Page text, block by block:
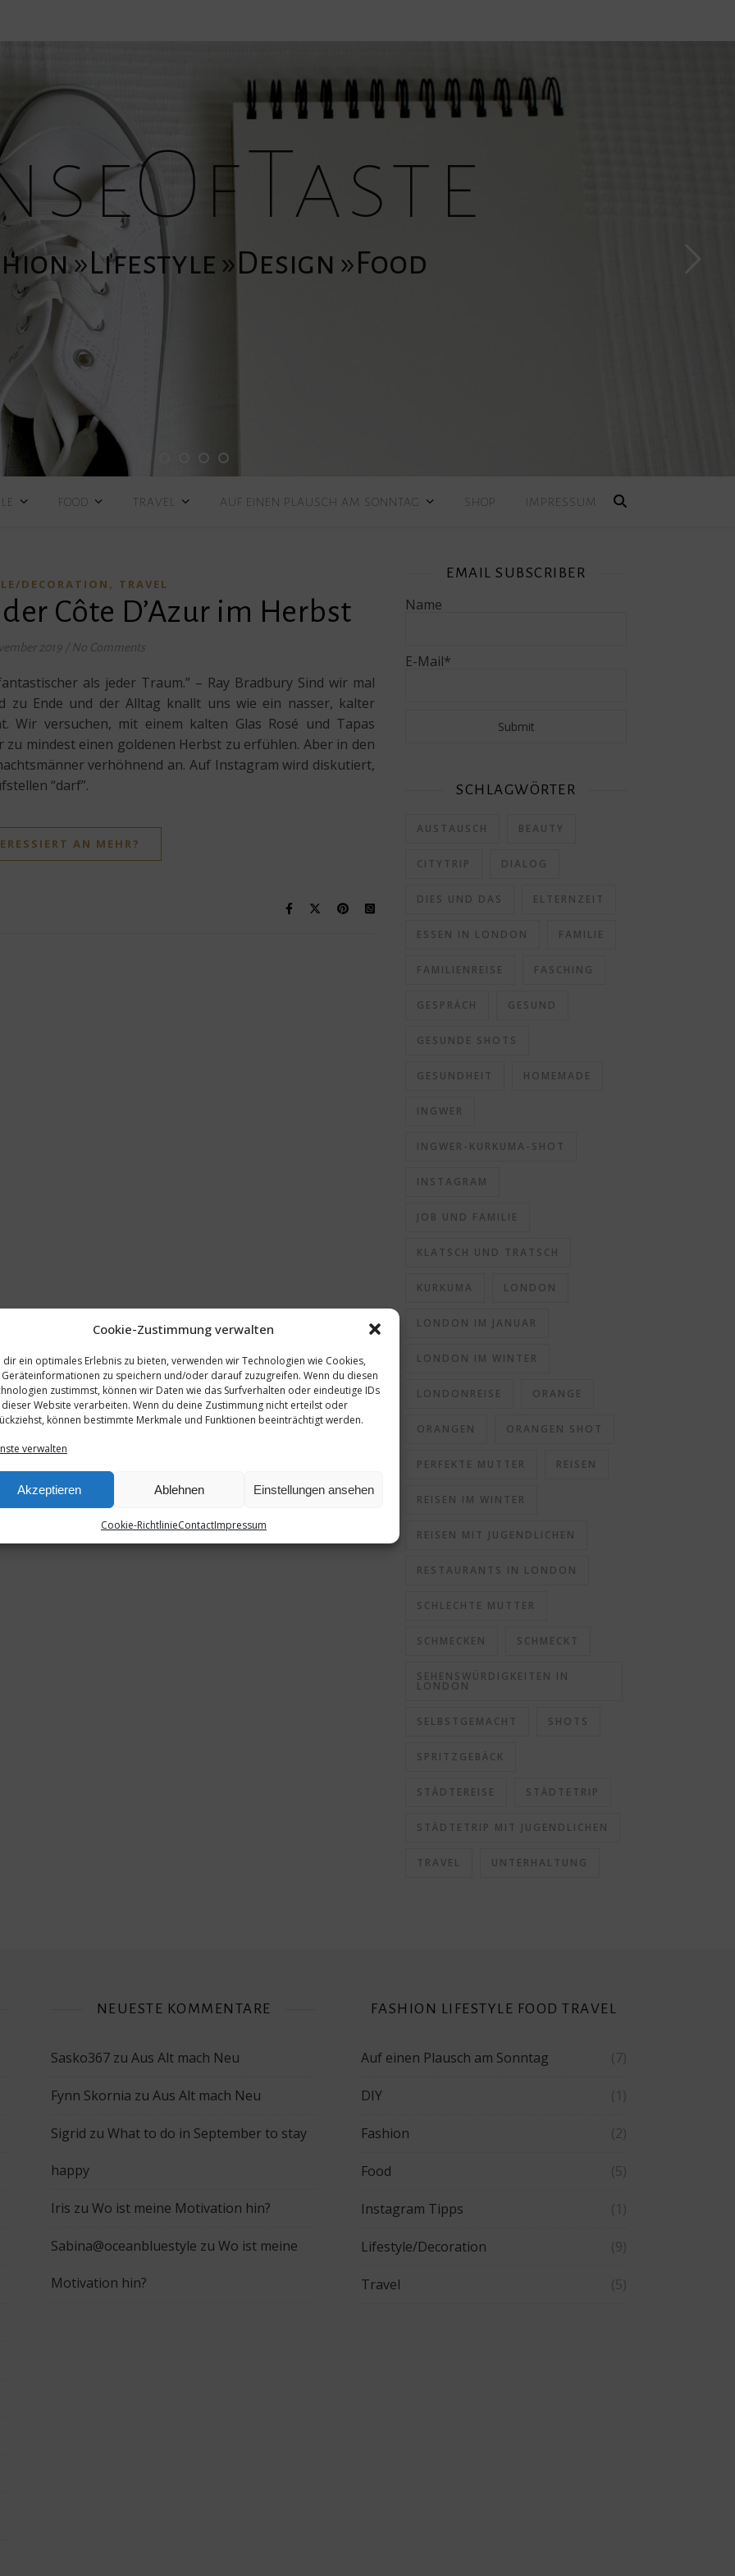
Cookie-Zustimmung verwalten
dir ein optimales Erlebnis zu bieten, verwenden wir Technologien wie Cookies,
Geräteinformationen zu speichern und/oder darauf zuzugreifen. Wenn du diesen
zustimmst, können wir Daten wie das Surfverhalten oder eindeutige IDs
dieser Website verarbeiten. Wenn du deine Zustimmung nicht erteilst oder
können bestimmte Merkmale und Funktionen beeinträchtigt werden.
verwalten
Akzeptieren Ablehnen Einstellungen ansehen
Cookie-RichtlinieContactImpressum
»Lifestyle »Design »Food
FOOD TRAVEL AUF EINEN PLAUSCH AM SONNTAG SHOP IMPRESSUM
DECORATION , TRAVEL
Côte D’Azur im Herbst
2019 / No Comments
als jeder Traum.” – Ray Bradbury Sind wir mal
zu Ende und der Alltag knallt uns wie ein nasser, kalter
Wir versuchen, mit einem kalten Glas Rosé und Tapas
mindest einen goldenen Herbst zu erfühlen. Aber in den
verhöhnend an. Auf Instagram wird diskutiert,
“darf”.
AN MEHR?
EMAIL SUBSCRIBER
Name
E-Mail*
SCHLAGWÖRTER
AUSTAUSCH BEAUTY
CITYTRIP DIALOG
DIES UND DAS ELTERNZEIT
ESSEN IN LONDON FAMILIE
FAMILIENREISE FASCHING
GESPRÄCH GESUND
GESUNDE SHOTS
GESUNDHEIT HOMEMADE
INGWER
INGWER-KURKUMA-SHOT
INSTAGRAM
JOB UND FAMILIE
KLATSCH UND TRATSCH
KURKUMA LONDON
LONDON IM JANUAR
LONDON IM WINTER
LONDONREISE ORANGE
ORANGEN ORANGEN SHOT
PERFEKTE MUTTER REISEN
REISEN IM WINTER
REISEN MIT JUGENDLICHEN
RESTAURANTS IN LONDON
SCHLECHTE MUTTER
SCHMECKEN SCHMECKT
SEHENSWÜRDIGKEITEN IN
LONDON
SELBSTGEMACHT SHOTS
SPRITZGEBÄCK
STÄDTEREISE STÄDTETRIP
STÄDTETRIP MIT JUGENDLICHEN
TRAVEL UNTERHALTUNG
NEUESTE KOMMENTARE
Sasko367 zu Aus Alt mach Neu
Fynn Skornia zu Aus Alt mach Neu
Sigrid zu What to do in September to stay
happy
Iris zu Wo ist meine Motivation hin?
Sabina@oceanbluestyle zu Wo ist meine
Motivation hin?
FASHION LIFESTYLE FOOD TRAVEL
Auf einen Plausch am Sonntag (7)
DIY (1)
Fashion (2)
Food (5)
Instagram Tipps (1)
Lifestyle/Decoration (9)
Travel (5)